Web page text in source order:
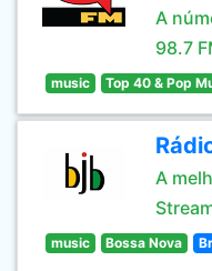
A
98.7
music Top 40 & Pop
A
music Bossa Nova